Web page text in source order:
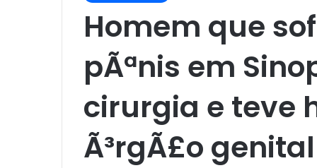
Homem que
pÃªnis em
cirurgia e teve
Ã³rgÃ£o genital